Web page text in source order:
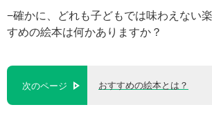
−確かに、どれも子どもでは味わえない
すめの絵本は何かありますか？
次のページ おすすめの絵本とは？